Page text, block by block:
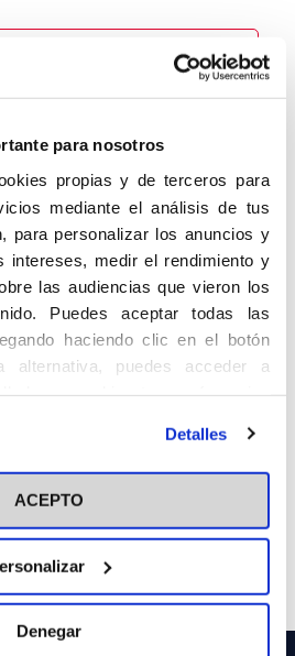
para nosotros
propias y de terceros para
mediante el análisis de tus
para personalizar los anuncios y
intereses, medir el rendimiento y
las audiencias que vieron los
Puedes aceptar todas las
haciendo clic en el botón
alternativa, puedes acceder a
y cambiar tus preferencias
Para más información puedes
Cookies
Detalles
ACEPTO
Denegar
Herrero
Martínez,
Pedro
Fecha de
nacimiento
01/01/1910
Lugar de
Fecha de
defunción
Lugar de
defunción